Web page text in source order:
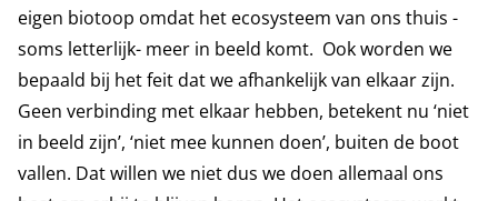
eigen biotoop omdat het ecosysteem van ons thuis -
soms letterlijk- meer in beeld komt. Ook worden we
bepaald bij het feit dat we afhankelijk van elkaar zijn.
Geen verbinding met elkaar hebben, betekent nu ‘niet
in beeld zijn’, ‘niet mee kunnen doen’, buiten de boot
vallen. Dat willen we niet dus we doen allemaal ons